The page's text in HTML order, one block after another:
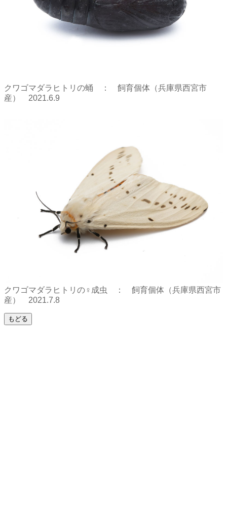
クワゴマダラヒトリの蛹 ： 飼育個体（兵庫県西宮市
産） 2021.6.9
クワゴマダラヒトリの♀成虫 ： 飼育個体（兵庫県西宮市
産） 2021.7.8